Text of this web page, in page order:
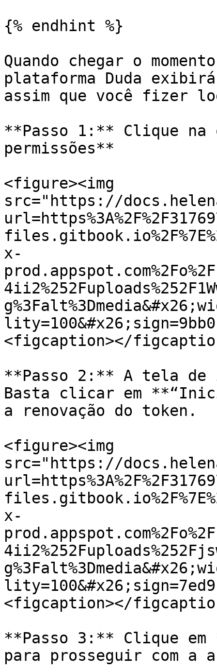
{% endhint %}
Quando chegar o
plataforma Duda exibirá
assim que você fizer
**Passo 1:** Clique na
permissões**
<figure><img
src="https://
x-
<figcaption></
**Passo 2:** A tela de
Basta clicar em
a renovação do token.
<figure><img
src="https://
x-
<figcaption></
**Passo 3:** Clique em
para prosseguir com a